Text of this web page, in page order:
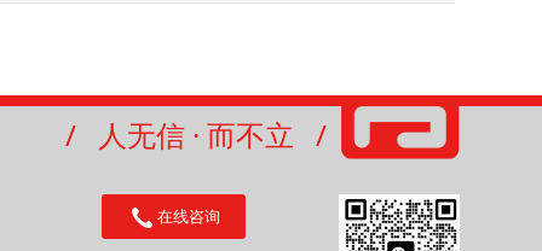
/ 人无信 · 而不立 /
在线咨询